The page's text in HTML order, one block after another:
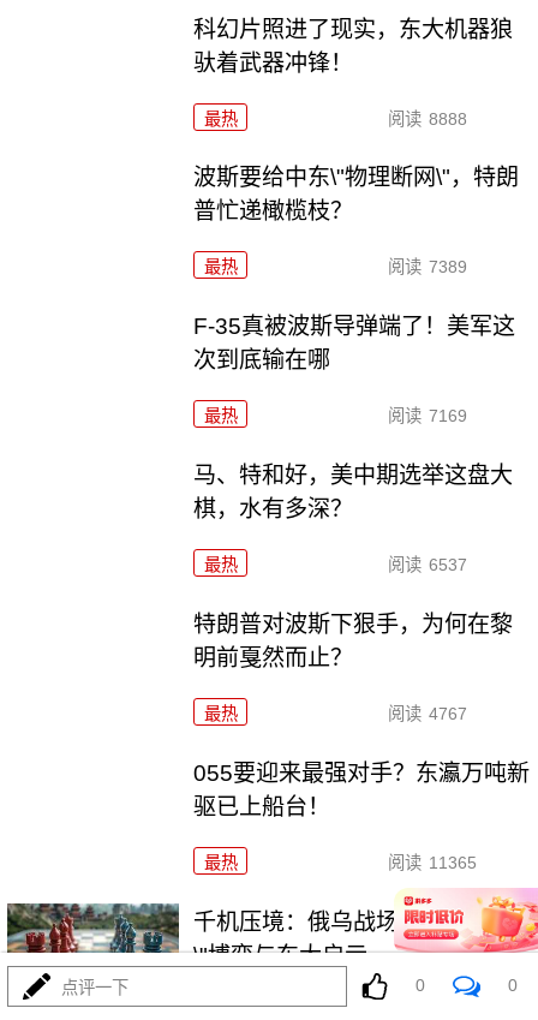
科幻片照进了现实，东大机器狼
驮着武器冲锋！
最热 阅读 8888
波斯要给中东\"物理断网\"，特朗
普忙递橄榄枝？
最热 阅读 7389
F-35真被波斯导弹端了！美军这
次到底输在哪
最热 阅读 7169
马、特和好，美中期选举这盘大
棋，水有多深？
最热 阅读 6537
特朗普对波斯下狠手，为何在黎
明前戛然而止？
最热 阅读 4767
055要迎来最强对手？东瀛万吨新
驱已上船台！
最热 阅读 11365
千机压境：俄乌战场上的\"蜂群
\"博弈与东大启示
最热
点评一下 0 0